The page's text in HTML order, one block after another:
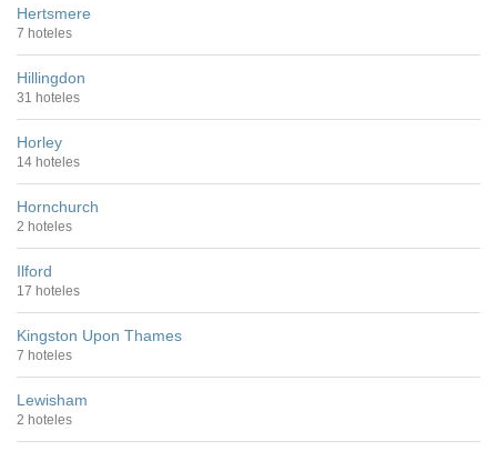
Hertsmere
7 hoteles
Hillingdon
31 hoteles
Horley
14 hoteles
Hornchurch
2 hoteles
Ilford
17 hoteles
Kingston Upon Thames
7 hoteles
Lewisham
2 hoteles